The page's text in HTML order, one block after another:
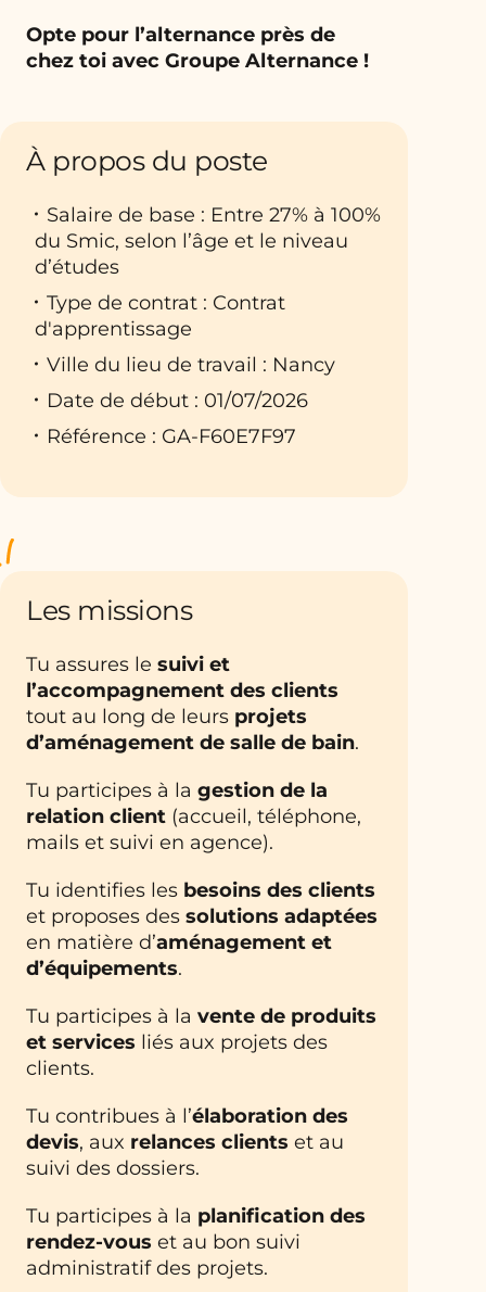
Opte pour l’alternance près de
chez toi avec Groupe Alternance !
À propos du poste
Salaire de base : Entre 27% à 100%
du Smic, selon l’âge et le niveau
d’études
Type de contrat : Contrat
d'apprentissage
Ville du lieu de travail : Nancy
Date de début : 01/07/2026
Référence : GA-F60E7F97
Les missions
Tu assures le suivi et
l’accompagnement des clients
tout au long de leurs projets
d’aménagement de salle de bain.
Tu participes à la gestion de la
relation client (accueil, téléphone,
mails et suivi en agence).
Tu identifies les besoins des clients
et proposes des solutions adaptées
en matière d’aménagement et
d’équipements.
Tu participes à la vente de produits
et services liés aux projets des
clients.
Tu contribues à l’élaboration des
devis, aux relances clients et au
suivi des dossiers.
Tu participes à la planification des
rendez-vous et au bon suivi
administratif des projets.